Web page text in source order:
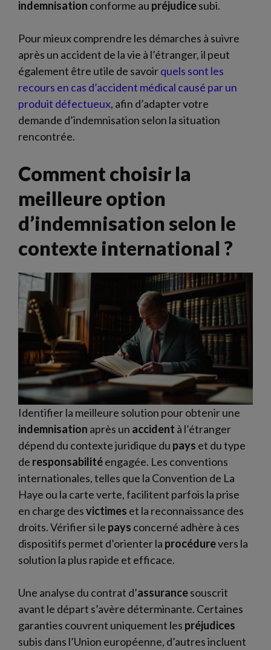
indemnisation conforme au préjudicesubi.
Pour mieux comprendre les démarches à suivre
après un accident de la vie à l’étranger, il peut
également être utile de savoirquels sont les
recours en cas d’accident médical causé par un
produit défectueux, afin d’adapter votre
demande d’indemnisation selon la situation
rencontrée.
Comment choisir la
meilleure option
d’indemnisation selon le
contexte international ?
Identifier la meilleure solution pour obtenir une
indemnisation après un accident à l’étranger
dépend du contexte juridique du pays et du type
de responsabilitéengagée. Les conventions
internationales, telles que la Convention de La
Haye ou la carte verte, facilitent parfois la prise
en charge desvictimes et la reconnaissance des
droits. Vérifier si le pays concerné adhère à ces
dispositifs permet d’orienter la procédurevers la
solution la plus rapide et efficace.
Une analyse du contrat d’assurancesouscrit
avant le départ s’avère déterminante. Certaines
garanties couvrent uniquement les préjudices
subis dans l’Union européenne, d’autres incluent